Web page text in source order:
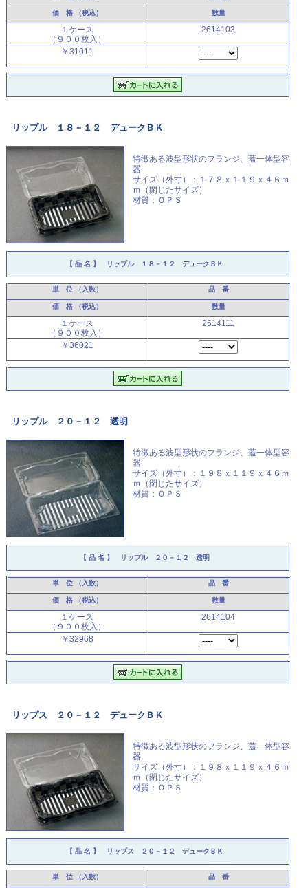
価 格（税込） 数量
１ケース
（９００枚入）
2614103
￥31011
リップル １８－１２ デュークＢＫ
特徴ある波型形状のフランジ、 蓋一体型容
器
サイズ（外寸）：１７８ｘ１１９ｘ４６ｍ
ｍ（閉じたサイズ）
材質：ＯＰＳ
【 品 名 】 リップル １８－１２ デュークＢＫ
単 位（入数） 品 番
価 格（税込） 数量
１ケース
（９００枚入）
2614111
￥36021
リップル ２０－１２ 透明
特徴ある波型形状のフランジ、 蓋一体型容
器
サイズ（外寸）：１９８ｘ１１９ｘ４６ｍ
ｍ（閉じたサイズ）
材質：ＯＰＳ
【 品 名 】 リップル ２０－１２ 透明
単 位（入数） 品 番
価 格（税込） 数量
１ケース
（９００枚入）
2614104
￥32968
リップス ２０－１２ デュークＢＫ
特徴ある波型形状のフランジ、 蓋一体型容
器
サイズ（外寸）：１９８ｘ１１９ｘ４６ｍ
ｍ（閉じたサイズ）
材質：ＯＰＳ
【 品 名 】 リップス ２０－１２ デュークＢＫ
単 位（入数） 品 番